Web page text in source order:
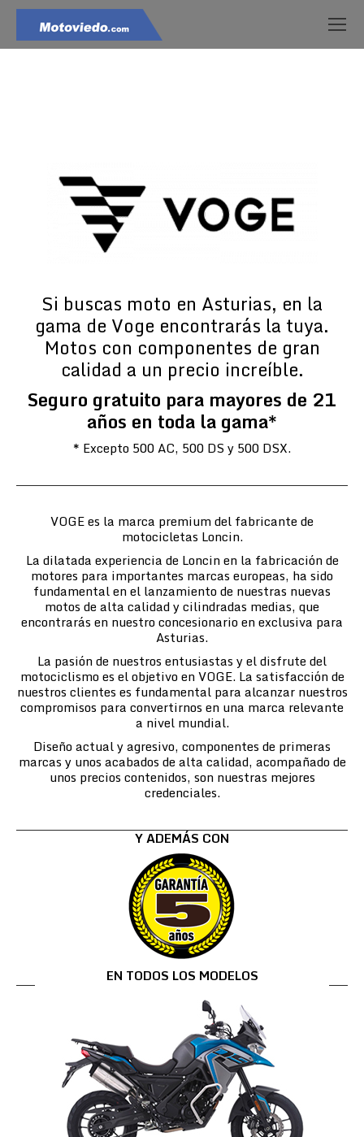
Si buscas moto en Asturias, en la
gama de Voge encontrarás la tuya.
Motos con componentes de gran
calidad a un precio increíble.
Seguro gratuito para mayores de 21
años en toda la gama*
* Excepto 500 AC, 500 DS y 500 DSX.
VOGE es la marca premium del fabricante de
motocicletas Loncin.
La dilatada experiencia de Loncin en la fabricación de
motores para importantes marcas europeas, ha sido
fundamental en el lanzamiento de nuestras nuevas
motos de alta calidad y cilindradas medias, que
encontrarás en nuestro concesionario en exclusiva para
Asturias.
La pasión de nuestros entusiastas y el disfrute del
motociclismo es el objetivo en VOGE. La satisfacción de
nuestros clientes es fundamental para alcanzar nuestros
compromisos para convertirnos en una marca relevante
a nivel mundial.
Diseño actual y agresivo, componentes de primeras
marcas y unos acabados de alta calidad, acompañado de
unos precios contenidos, son nuestras mejores
credenciales.
Y ADEMÁS CON
EN TODOS LOS MODELOS